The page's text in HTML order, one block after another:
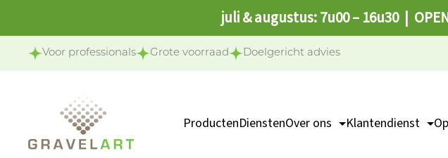
juli & augustus: 7u00 – 16u30 |
Voor professionals Grote voorraad Doelgericht advies
ProductenDienstenOver ons Klantendienst